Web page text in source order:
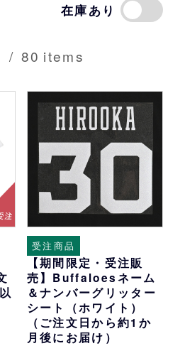
在庫あり
/ 80 items
受注商品
【期間限定・受注販
売】Buffaloesネーム
＆ナンバーグリッター
シート（ホワイト）
（ご注文日から約1か
月後にお届け）